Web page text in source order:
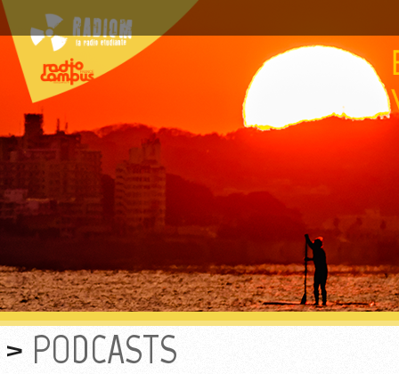
PODCASTS